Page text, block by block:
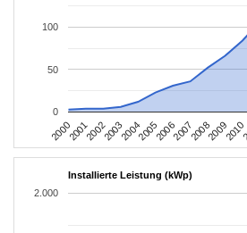
20002001200220032004200520062007200820092010
0
50
100
Installierte Leistung (kWp)
2.000